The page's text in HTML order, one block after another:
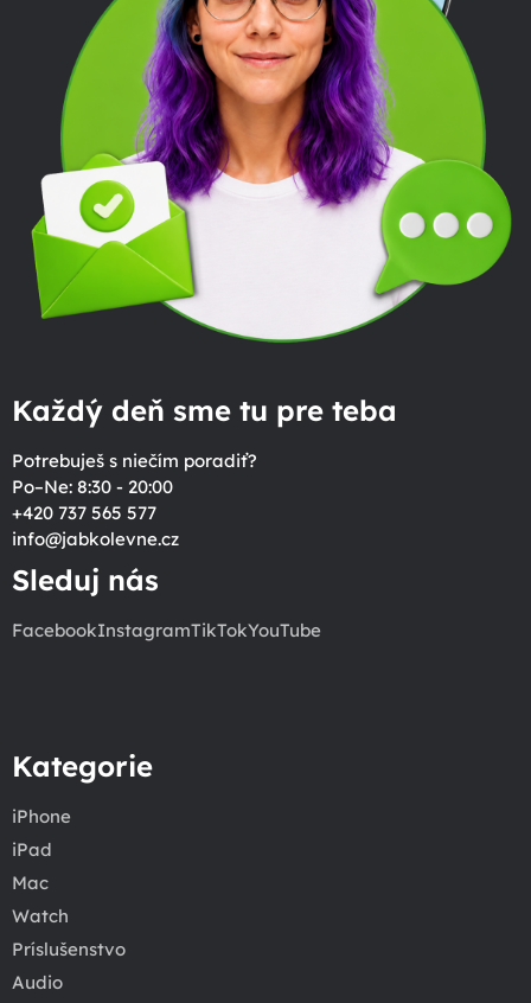
Každý deň sme tu pre teba
Potrebuješ s niečím poradiť?
Po–Ne: 8:30 - 20:00
+420 737 565 577
info@jabkolevne.cz
Sleduj nás
FacebookInstagramTikTokYouTube
Kategorie
iPhone
iPad
Mac
Watch
Príslušenstvo
Audio